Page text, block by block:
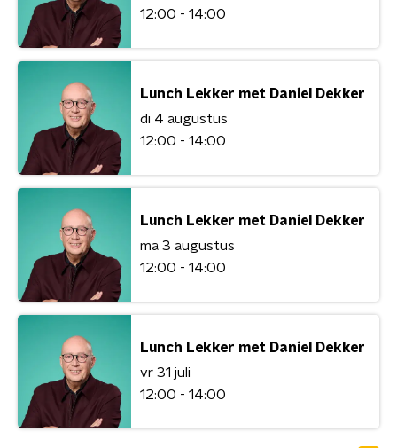
12:00 - 14:00
Lunch Lekker met Daniel Dekker
di 4 augustus
12:00 - 14:00
Lunch Lekker met Daniel Dekker
ma 3 augustus
12:00 - 14:00
Lunch Lekker met Daniel Dekker
vr 31 juli
12:00 - 14:00